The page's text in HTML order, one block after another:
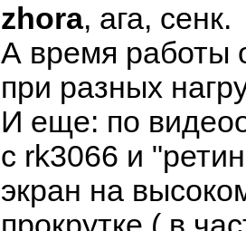
zhora, ага, сенк.
А время работы
при разных
И еще: по
с rk3066 и
экран на